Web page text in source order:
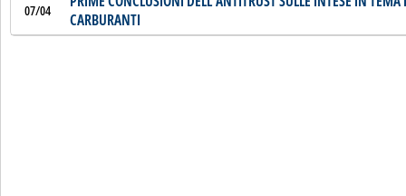
07/04
CARBURANTI